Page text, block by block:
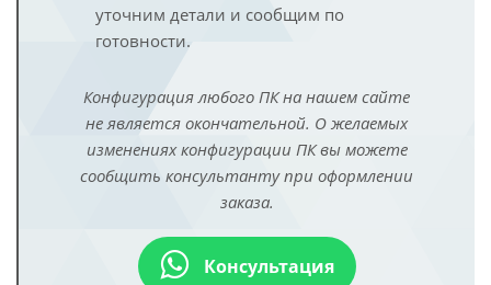
уточним детали и сообщим по
готовности.
Конфигурация любого ПК на нашем сайте
не является окончательной. О желаемых
изменениях конфигурации ПК вы можете
сообщить консультанту при оформлении
заказа.
Консультация